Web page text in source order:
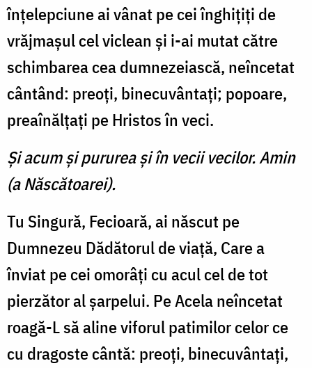
înţelepciune ai vânat pe cei înghiţiţi de
vrăjmaşul cel viclean şi i-ai mutat către
schimbarea cea dumnezeiască, neîncetat
cântând: preoţi, binecuvântaţi; popoare,
preaînălţaţi pe Hristos în veci.
Şi acum şi pururea şi în vecii vecilor. Amin
(a Născătoarei).
Tu Singură, Fecioară, ai născut pe
Dumnezeu Dădătorul de viaţă, Care a
înviat pe cei omorâţi cu acul cel de tot
pierzător al şarpelui. Pe Acela neîncetat
roagă-L să aline viforul patimilor celor ce
cu dragoste cântă: preoţi, binecuvântaţi,